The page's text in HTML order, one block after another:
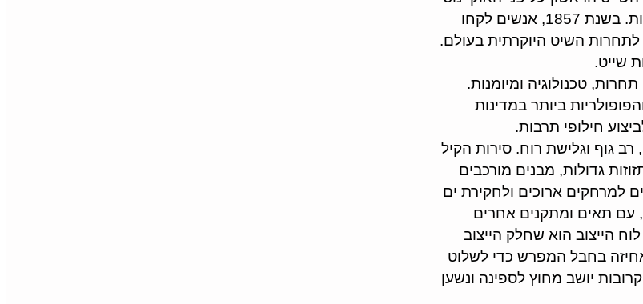
בשנת 1857, אנשים לקחו
השיט היוקרתית בעולם.
שייט.
טכנולוגיה ומיומנות.
ביותר במדינות
חילופי תרבות.
גוף וגלישת רוח. סירות הקיל
גדולות, מבנים מורכבים
למרחקים ארוכים ולחקירת ים
הסירות של סירות מפרש על הקיל הוא לרוב יותר מ-10 מ', עם תאים ומתקנים אחרים
הייצוב הוא שחלק הייצוב
בחבל המפרש כדי לשלוט
יושב מחוץ לספינה ונשען